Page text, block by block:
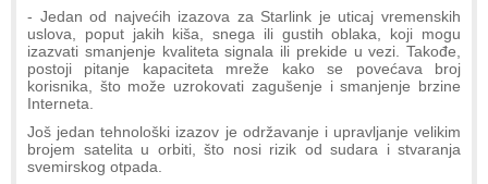
- Jedan od najvećih izazova za Starlink je uticaj vremenskih
uslova, poput jakih kiša, snega ili gustih oblaka, koji mogu
izazvati smanjenje kvaliteta signala ili prekide u vezi. Takođe,
postoji pitanje kapaciteta mreže kako se povećava broj
korisnika, što može uzrokovati zagušenje i smanjenje brzine
Interneta.
Još jedan tehnološki izazov je održavanje i upravljanje velikim
brojem satelita u orbiti, što nosi rizik od sudara i stvaranja
svemirskog otpada.